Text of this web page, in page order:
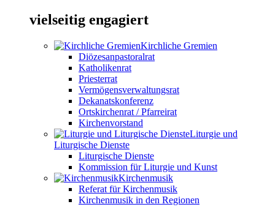
vielseitig engagiert
Kirchliche Gremien
Diözesanpastoralrat
Katholikenrat
Priesterrat
Vermögensverwaltungsrat
Dekanatskonferenz
Ortskirchenrat / Pfarreirat
Kirchenvorstand
Liturgie und
Liturgische Dienste
Liturgische Dienste
Kommission für Liturgie und Kunst
Kirchenmusik
Referat für Kirchenmusik
Kirchenmusik in den Regionen